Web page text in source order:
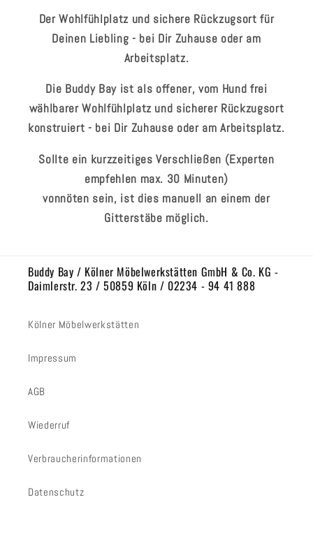
Der Wohlfühlplatz und sichere Rückzugsort für
Deinen Liebling - bei Dir Zuhause oder am
Arbeitsplatz.
Die Buddy Bay ist als offener, vom Hund frei
wählbarer Wohlfühlplatz und sicherer Rückzugsort
konstruiert - bei Dir Zuhause oder am Arbeitsplatz.
Sollte ein kurzzeitiges Verschließen (Experten
empfehlen max. 30 Minuten)
vonnöten sein, ist dies manuell an einem der
Gitterstäbe möglich.
Buddy Bay / Kölner Möbelwerkstätten GmbH & Co. KG -
Daimlerstr. 23 / 50859 Köln / 02234 - 94 41 888
Kölner Möbelwerkstätten
Impressum
AGB
Wiederruf
Verbraucherinformationen
Datenschutz